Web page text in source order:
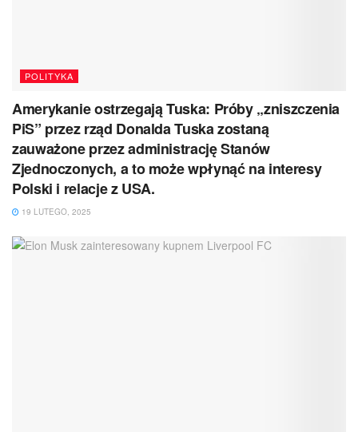
POLITYKA
Amerykanie ostrzegają Tuska: Próby „zniszczenia
PiS” przez rząd Donalda Tuska zostaną
zauważone przez administrację Stanów
Zjednoczonych, a to może wpłynąć na interesy
Polski i relacje z USA.
19 LUTEGO, 2025